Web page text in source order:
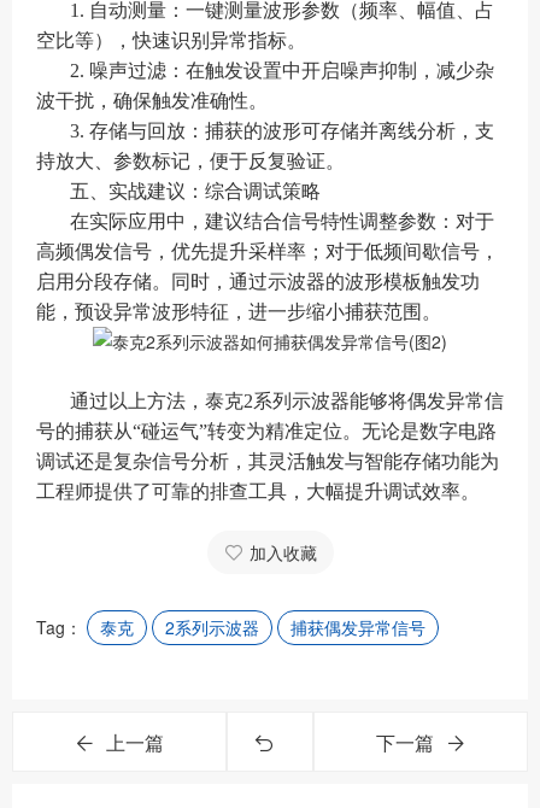
1. 自动测量：一键测量波形参数（频率、幅值、占
空比等），快速识别异常指标。
2. 噪声过滤：在触发设置中开启噪声抑制，减少杂
波干扰，确保触发准确性。
3. 存储与回放：捕获的波形可存储并离线分析，支
持放大、参数标记，便于反复验证。
五、实战建议：综合调试策略
在实际应用中，建议结合信号特性调整参数：对于
高频偶发信号，优先提升采样率；对于低频间歇信号，
启用分段存储。同时，通过示波器的波形模板触发功
能，预设异常波形特征，进一步缩小捕获范围。
通过以上方法，泰克2系列示波器能够将偶发异常信
号的捕获从“碰运气”转变为精准定位。无论是数字电路
调试还是复杂信号分析，其灵活触发与智能存储功能为
工程师提供了可靠的排查工具，大幅提升调试效率。
加入收藏
Tag： 泰克 2系列示波器 捕获偶发异常信号
上一篇 下一篇